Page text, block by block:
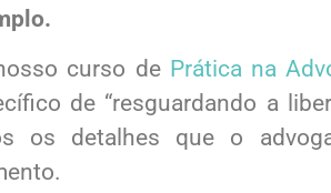
curso de Prática na
de “resguardando a
os detalhes que o